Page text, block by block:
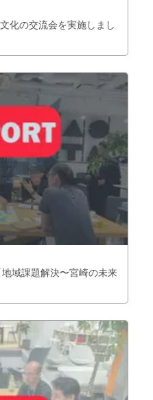
化の交流会を実施しまし
地域課題解決〜宮崎の未来